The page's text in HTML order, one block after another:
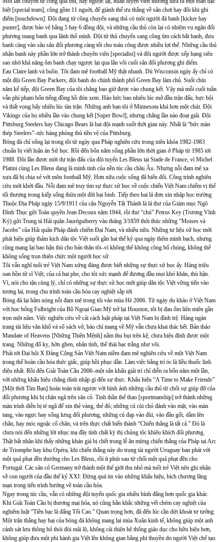
biệt [special team], cũng gồm 11 nguời, để giành thế ưu thắng về sân chơi hay đôi khi ghi
điểm [touchdown]. Đội đang từ công chuyển sang thủ có một người đá banh [kicker hay
punter], được bảo vệ bằng 5 hay 6 đồng đội, và những cầu thủ còn lại có nhiệm vụ ngăn đối
phương mang banh qua lãnh thổ mình. Đội từ thủ chuyển sang công tìm cách bắt banh, đưa
banh càng vào sâu sân đối phương càng tốt cho toán công được nhiều lợi thế. Những cầu thủ
nhận banh này phần lớn trở thành chuyên viên [specialist] và đôi người được xếp hạng siêu
sao nhờ khả năng ôm banh chạy ngược lại qua lằn vôi cuối sân đối phương ghi điểm.
Eau Claire lạnh và buồn. Tôi đam mê football Mỹ thật nhanh. Dù Wisconsin ngày ấy chỉ có
một đội Green Bay Packers, đội banh do chính thành phố Green Bay làm chủ. Suốt chín
năm kế tiếp, đội Green Bay của tôi chẳng bao giờ được vào chung kết. Vậy mà mỗi cuối tuần
vẫn phí phạm bốn tiếng đồng hồ đón xem. Háo hức bao nhiêu lúc mở đầu trận đấu, bực bội
và thất vọng bấy nhiêu lúc tàn trận. Những anh bạn tôi ở Minnesota khá hơn một chút. Đội
Vikings của họ nhiều lần vào chung kết [Super Bowl], nhưng chẳng lần nào đoạt giải. Đội
Pittsburg Steelers hay Chicago Bears là hai đội mạnh suốt thời gian này. Nhất là “bức màn
thép Steelers”–tức hàng phòng thủ tiền vệ của Pittsburg.
Bóng đá chỉ sống lại trong tôi từ ngày qua Pháp nghiên cứu trong niên khóa 1982-1983
chuẩn bị viết luận án Sử học. Rồi đến bốn năm sống phần lớn thời gian ở Pháp từ 1985 tới
1988. Đôi lần được mời dự trận đấu của đội tuyển Les Bleus tại Stade de France, vì Michel
Platini cùng Les Bleus đang là minh tinh của nền túc cầu châu Âu. Nhưng nỗi đam mê xa
xưa đã bị chia xẻ với môn football Mỹ. Hơn nữa cuộc sống đã biến đổi. Công trình nghiên
cứu mới khởi đầu. Nỗi đam mê truy tìm sự thực sử học về cuộc chiến Việt Nam chiếm vị thế
tối thượng trong kiếp sống thừa một đời bại binh. Tiếp theo hai lá đơn xin nhập học trường
Thuộc Địa Pháp ngày 15/9/1911 của cậu Nguyễn Tất Thành là lá thư của Giám mục Ngô
Đình Thục gửi Toàn quyền Jean Decoux năm 1944, rồi thư “chú” Petrus Key (Trương Vĩnh
Ký) gửi Trung tá Hải quân Jauréguiberry vào tháng 3/1859 thôi thúc những “Moises và
Jacobs” của Hải quân Pháp đánh chiếm Đại Nam, và nhiều nữa. Những tư liệu sử học mới
phát hiện giúp thảm kịch dân tộc Việt suốt gần hai thế kỷ qua ngày thêm minh bạch, nhưng
cũng mang lại bao hận thù cho bản thân tôi–vì không thể không công bố chúng, không thể
không sống trọn thiên chức một người học sử.
Tôi vẫn nghĩ tuổi trẻ Việt Nam xứng đáng được biết những sự thực sử học ấy. Hàng triệu
oan hồn tử sĩ Việt, của cả hai phe, cho tôi sức mạnh để đương đầu mọi khó khăn, thù hận.
Vì, nói cho tận cùng lý, chỉ có những sự thực sử học mới giúp dân tộc Việt vững tiến vào
tương lai, trong chu trình toàn cầu hóa cay nghiệt sắp tới.
Bóng đá lại hâm nóng nỗi đam mê trong tôi vào mùa Hè 2006. Từ ngày du khảo ở Việt Nam
với học bổng Fulbright của Bộ Ngoại Giao Mỹ trở lại Houston, tôi bị đau ốm liên miên gần
trọn một năm. Việc nghiên cứu về cải cách luật pháp tại Việt Nam bị đình trệ. Hàng ngàn
trang tài liệu văn khố và số sách vở, báo chí mang về Mỹ vẫn chưa khai thác hết. Bản thảo
Mandate of Heavens [Những Thiên Mệnh] nằm thu bụi trên kệ, chưa hiệu đính được một
trang. Những đố kỵ, hờn ghen, nhân tình, thế thái bạc trắng như vôi.
Phải tới Đại hội X Đảng Cộng Sản Việt Nam niềm đam mê nghiên cứu về một Việt Nam
trong thế hoàn cầu hóa thức giấc, giúp hồi phục dần. Làm việc bằng trí óc là liều thuốc linh
diệu nhất. Rồi đến Giải Toàn Cầu 2006–một sân khấu giải trí chỉ diễn ra bốn năm một lần,
với những khẩu hiệu chẳng dính nhập gì đến sự thực. Khẩu hiệu “A Time to Make Friends”
[Một thời Tìm Bạn] hoàn toàn trái ngược với hình ảnh những cầu thủ từ chối sự giúp đỡ của
đối phương khi bị chặn ngã trên sân cỏ. Tinh thần thể thao [sportmanship] trở thành những
màn trình diễn bị té ngã để xin thẻ vàng, thẻ đỏ; những cú cùi chỏ đánh vào mặt, vào màn
tang, vào ngực hay sống lưng đối phương, những cú đạp vào đùi, vào đầu gối, dẵm lên
chân, hay móc ngoặc cổ chân; và trên thực chất biến thành “Chiến thắng là tất cả.” Đó là
chưa nói đến những lời nhục mạ đầy tính chất kỳ thị chủng tộc khiêu khích đối phương.
Thật bất nhân khi thấy những khán giả bị chết trong lễ ăn mừng chiến thắng của Pháp tại Arc
de Triomphe hay khu Opéra, khi chiến thắng này do trọng tài người Uruguay ban phát với
một quả phạt đền thưởng cho Les Bleus, rồi ít phút sau từ chối một quả phạt đền cho
Portugal. Các sân cỏ Germany trở thành một thế giới thu nhỏ mà tuổi trẻ Việt nên ghi nhận
về con người của đầu thế kỷ XXI: Đừng quá tin vào những khẩu hiệu, bích chương lãng
mạn trong tiến trình hướng về toàn cầu hóa.
Ngay trong túc cầu, vẫn có những đội tuyển quốc gia nhiều bình đẳng hơn quốc gia khác.
Khi Giải Toàn Cầu bị thương mại hóa, nó cũng hằn khắc những vết chém cay nghiệt của
nghiêm luật “Tiền bạc là đấng Tối Cao.” Quan trọng hơn, đã đến lúc cần dứt khoát tư tưởng:
Một trận thắng hay bại của bóng đá không mang lại mùa Xuân kinh tế, không giúp một anh
cảnh sát lưu thông bỏ thói đòi mãi lộ, không cải thiện hệ thống giáo dục cho hữu hiệu hơn,
không giúp đưa một phi hành gia Việt lên không gian bằng phi thuyền do người Việt chế tạo.